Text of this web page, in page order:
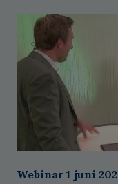
Webinar 1 juni